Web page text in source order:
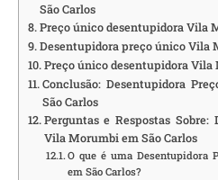
São Carlos
Preço único desentupidora Vila
Desentupidora preço único Vila
Preço único desentupidora Vila
Conclusão: Desentupidora
São Carlos
Perguntas e Respostas
Vila Morumbi em São Carlos
O que é uma Desentupidora
em São Carlos?